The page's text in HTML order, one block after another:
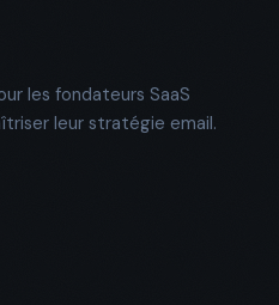
les fondateurs SaaS
leur stratégie email.